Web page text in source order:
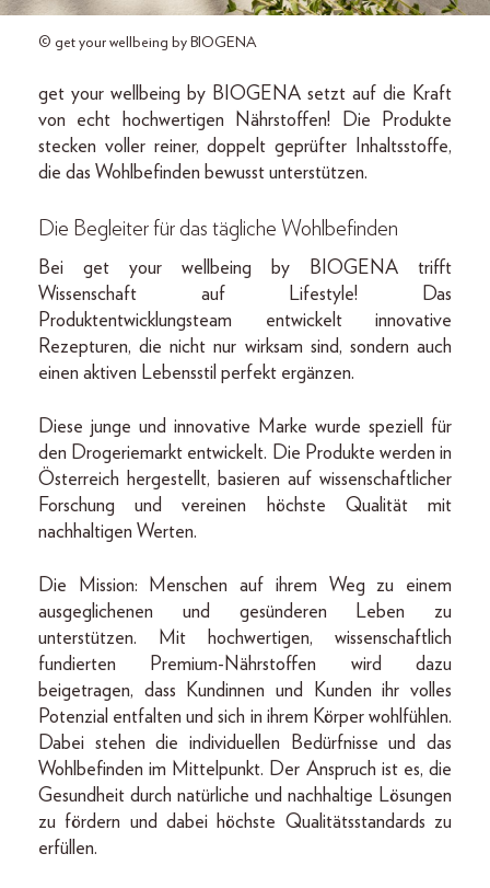
© get your wellbeing by BIOGENA
get your wellbeing by BIOGENA setzt auf die Kraft
von echt hochwertigen Nährstoffen! Die Produkte
stecken voller reiner, doppelt geprüfter Inhaltsstoffe,
die das Wohlbefinden bewusst unterstützen.
Die Begleiter für das tägliche Wohlbefinden
Bei get your wellbeing by BIOGENA trifft
Wissenschaft auf Lifestyle! Das
Produktentwicklungsteam entwickelt innovative
Rezepturen, die nicht nur wirksam sind, sondern auch
einen aktiven Lebensstil perfekt ergänzen.
Diese junge und innovative Marke wurde speziell für
den Drogeriemarkt entwickelt. Die Produkte werden in
Österreich hergestellt, basieren auf wissenschaftlicher
Forschung und vereinen höchste Qualität mit
nachhaltigen Werten.
Die Mission: Menschen auf ihrem Weg zu einem
ausgeglichenen und gesünderen Leben zu
unterstützen. Mit hochwertigen, wissenschaftlich
fundierten Premium-Nährstoffen wird dazu
beigetragen, dass Kundinnen und Kunden ihr volles
Potenzial entfalten und sich in ihrem Körper wohlfühlen.
Dabei stehen die individuellen Bedürfnisse und das
Wohlbefinden im Mittelpunkt. Der Anspruch ist es, die
Gesundheit durch natürliche und nachhaltige Lösungen
zu fördern und dabei höchste Qualitätsstandards zu
erfüllen.